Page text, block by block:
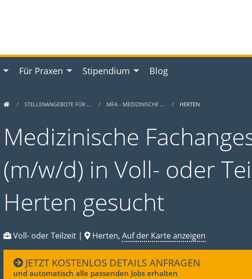
Für Praxen Stipendium Blog
STELLENANGEBOTE FÜR … MFA - MEDIZINISCHE … HERTEN
Medizinische
(m/w/d) in Voll- oder
Herten gesucht
Voll- oder Teilzeit | Herten, Auf der Karte anzeigen
JETZT KOSTENLOS DETAILS ANFRAGEN
und automatisch alle passenden Jobs erhalten